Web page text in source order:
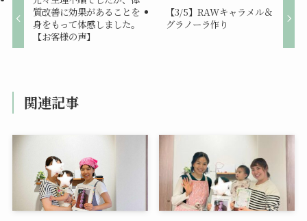
質改善に効果があることを
身をもって体感しました。
【お客様の声】
【3/5】RAWキャラメル＆
グラノーラ作り
関連記事